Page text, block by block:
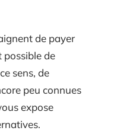
de payer
possible de
sens, de
peu connues
expose